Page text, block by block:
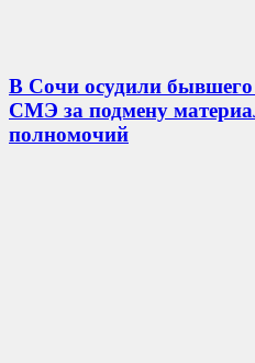
В Сочи осудили
СМЭ за подмену
полномочий